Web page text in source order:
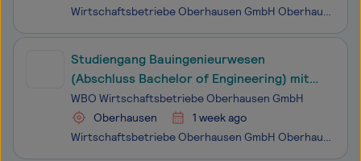
Wirtschaftsbetriebe Oberhausen GmbH Oberhauen Stellen-Nr.: 181488
Studiengang Bauingenieurwesen
(Abschluss Bachelor of Engineering) mit
einer Ausbildung zum Straßenbauer
(m/w/d)
WBO Wirtschaftsbetriebe Oberhausen GmbH
Oberhausen
1 week ago
Wirtschaftsbetriebe Oberhausen GmbH Oberhausen // zum 01.06.2027 Stellen-Nr.: 181352